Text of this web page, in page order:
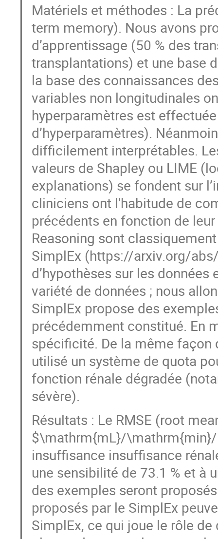
Matériels et méthodes : La
term memory). Nous avons
d’apprentissage (50 % des
transplantations) et une base
la base des connaissances
variables non longitudinales
hyperparamètres est
d’hyperparamètres).
difficilement interprétables.
valeurs de Shapley ou LIME
explanations) se fondent sur
cliniciens ont l'habitude de
précédents en fonction de
Reasoning sont
SimplEx (https://arxiv.org/
d’hypothèses sur les données
variété de données ; nous
SimplEx propose des
précédemment constitué. En
spécificité. De la même façon
utilisé un système de quota
fonction rénale dégradée
sévère).
Résultats : Le RMSE (root
$\mathrm{mL}/\mathrm{min}/
insuffisance insuffisance
une sensibilité de 73.1 % et à
des exemples seront
proposés par le SimplEx
SimplEx, ce qui joue le rôle